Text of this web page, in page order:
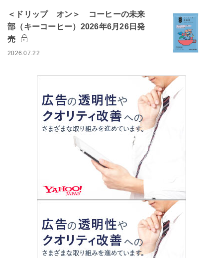
＜ドリップ オン＞ コーヒーの未来
部（キーコーヒー）2026年6月26日発
売
2026.07.22